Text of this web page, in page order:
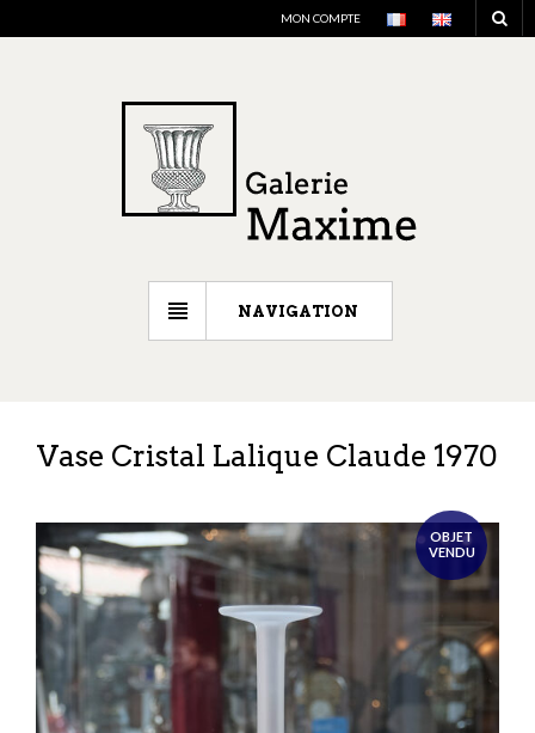
MON COMPTE
NAVIGATION
Vase Cristal Lalique Claude 1970
OBJET
VENDU